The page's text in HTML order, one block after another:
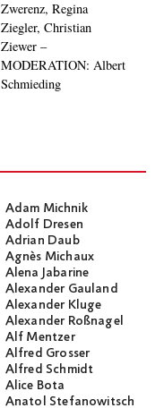
Schmieding
Adam Michnik
Adolf Dresen
Adrian Daub
Agnès Michaux
Alena Jabarine
Alexander Gauland
Alexander Kluge
Alexander Roßnagel
Alf Mentzer
Alfred Grosser
Alfred Schmidt
Alice Bota
Anatol Stefanowitsch